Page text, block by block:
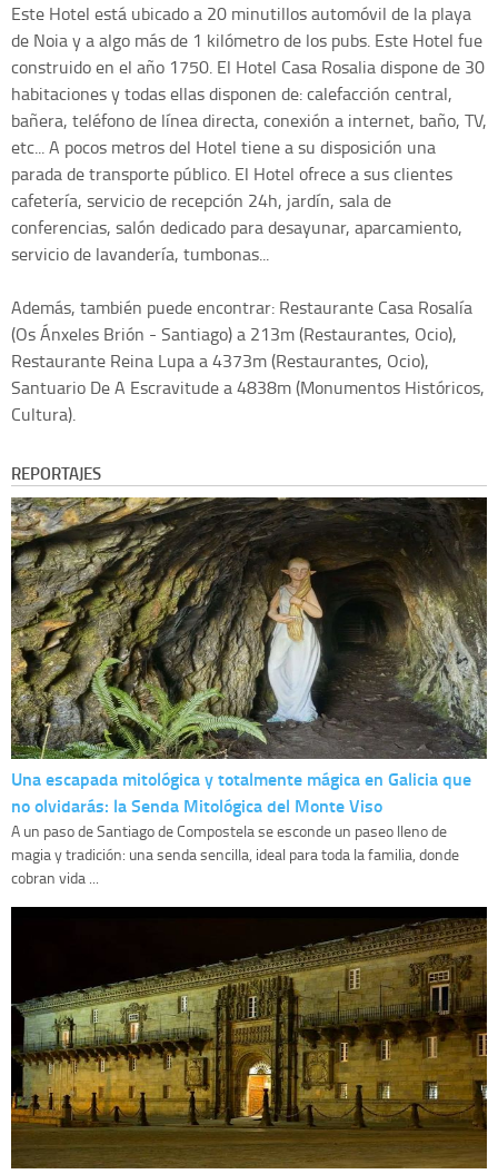
Este Hotel está ubicado a 20 minutillos automóvil de la playa
de Noia y a algo más de 1 kilómetro de los pubs. Este Hotel fue
construido en el año 1750. El Hotel Casa Rosalia dispone de 30
habitaciones y todas ellas disponen de: calefacción central,
bañera, teléfono de línea directa, conexión a internet, baño, TV,
etc... A pocos metros del Hotel tiene a su disposición una
parada de transporte público. El Hotel ofrece a sus clientes
cafetería, servicio de recepción 24h, jardín, sala de
conferencias, salón dedicado para desayunar, aparcamiento,
servicio de lavandería, tumbonas...
Además, también puede encontrar: Restaurante Casa Rosalía
(Os Ánxeles Brión - Santiago) a 213m (Restaurantes, Ocio),
Restaurante Reina Lupa a 4373m (Restaurantes, Ocio),
Santuario De A Escravitude a 4838m (Monumentos Históricos,
Cultura).
REPORTAJES
Una escapada mitológica y totalmente mágica en Galicia que
no olvidarás: la Senda Mitológica del Monte Viso
A un paso de Santiago de Compostela se esconde un paseo lleno de
magia y tradición: una senda sencilla, ideal para toda la familia, donde
cobran vida ...